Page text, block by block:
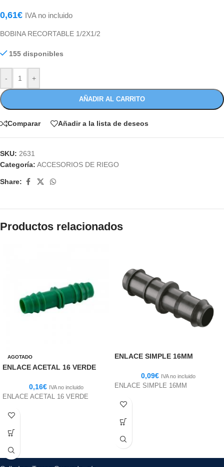
0,61€ IVA no incluido
BOBINA RECORTABLE 1/2X1/2
155 disponibles
- +
AÑADIR AL CARRITO
Comparar Añadir a la lista de deseos
SKU: 2631
Categoría: ACCESORIOS DE RIEGO
Share:
Productos relacionados
AGOTADO
ENLACE ACETAL 16 VERDE
0,16€ IVA no incluido
ENLACE ACETAL 16 VERDE
ENLACE SIMPLE 16MM
0,09€ IVA no incluido
ENLACE SIMPLE 16MM